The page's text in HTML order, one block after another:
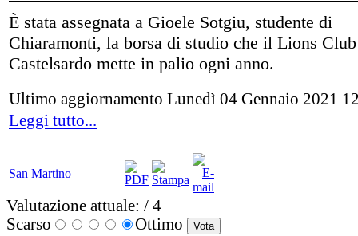
È stata assegnata a Gioele Sotgiu, studente di
Chiaramonti, la borsa di studio che il Lions Club
Castelsardo mette in palio ogni anno.
Ultimo aggiornamento Lunedì 04 Gennaio 2021
Leggi tutto...
San Martino
Valutazione attuale: / 4
Scarso
Ottimo